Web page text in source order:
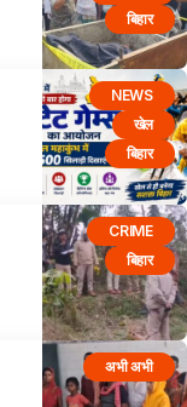
बिहार
NEWS
खेल
बिहार
CRIME
बिहार
अभी अभी